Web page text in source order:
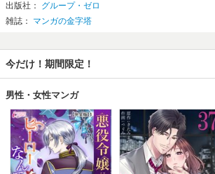
出版社： グループ・ゼロ
雑誌： マンガの金字塔
今だけ！期間限定！
男性・女性マンガ